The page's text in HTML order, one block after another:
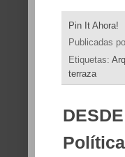
Pin It Ahora!
Publicadas
Etiquetas:
terraza
Política